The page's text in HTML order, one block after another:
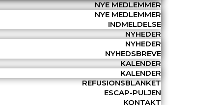
NYE MEDLEMMER
NYE MEDLEMMER
INDMELDELSE
NYHEDER
NYHEDER
NYHEDSBREVE
KALENDER
KALENDER
REFUSIONSBLANKET
ESCAP-PULJEN
KONTAKT